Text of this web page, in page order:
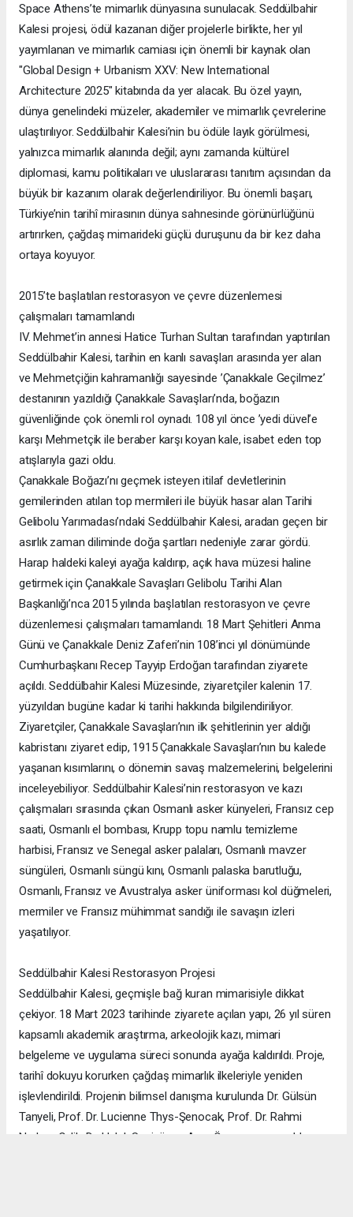
Space Athens’te mimarlık dünyasına sunulacak. Seddülbahir
Kalesi projesi, ödül kazanan diğer projelerle birlikte, her yıl
yayımlanan ve mimarlık camiası için önemli bir kaynak olan
"Global Design + Urbanism XXV: New International
Architecture 2025" kitabında da yer alacak. Bu özel yayın,
dünya genelindeki müzeler, akademiler ve mimarlık çevrelerine
ulaştırılıyor. Seddülbahir Kalesi’nin bu ödüle layık görülmesi,
yalnızca mimarlık alanında değil; aynı zamanda kültürel
diplomasi, kamu politikaları ve uluslararası tanıtım açısından da
büyük bir kazanım olarak değerlendiriliyor. Bu önemli başarı,
Türkiye’nin tarihî mirasının dünya sahnesinde görünürlüğünü
artırırken, çağdaş mimarideki güçlü duruşunu da bir kez daha
ortaya koyuyor.
2015’te başlatılan restorasyon ve çevre düzenlemesi
çalışmaları tamamlandı
IV. Mehmet’in annesi Hatice Turhan Sultan tarafından yaptırılan
Seddülbahir Kalesi, tarihin en kanlı savaşları arasında yer alan
ve Mehmetçiğin kahramanlığı sayesinde ’Çanakkale Geçilmez’
destanının yazıldığı Çanakkale Savaşları’nda, boğazın
güvenliğinde çok önemli rol oynadı. 108 yıl önce ’yedi düvel’e
karşı Mehmetçik ile beraber karşı koyan kale, isabet eden top
atışlarıyla gazi oldu.
Çanakkale Boğazı’nı geçmek isteyen itilaf devletlerinin
gemilerinden atılan top mermileri ile büyük hasar alan Tarihi
Gelibolu Yarımadası’ndaki Seddülbahir Kalesi, aradan geçen bir
asırlık zaman diliminde doğa şartları nedeniyle zarar gördü.
Harap haldeki kaleyi ayağa kaldırıp, açık hava müzesi haline
getirmek için Çanakkale Savaşları Gelibolu Tarihi Alan
Başkanlığı’nca 2015 yılında başlatılan restorasyon ve çevre
düzenlemesi çalışmaları tamamlandı. 18 Mart Şehitleri Anma
Günü ve Çanakkale Deniz Zaferi’nin 108’inci yıl dönümünde
Cumhurbaşkanı Recep Tayyip Erdoğan tarafından ziyarete
açıldı. Seddülbahir Kalesi Müzesinde, ziyaretçiler kalenin 17.
yüzyıldan bugüne kadar ki tarihi hakkında bilgilendiriliyor.
Ziyaretçiler, Çanakkale Savaşları’nın ilk şehitlerinin yer aldığı
kabristanı ziyaret edip, 1915 Çanakkale Savaşları’nın bu kalede
yaşanan kısımlarını, o dönemin savaş malzemelerini, belgelerini
inceleyebiliyor. Seddülbahir Kalesi’nin restorasyon ve kazı
çalışmaları sırasında çıkan Osmanlı asker künyeleri, Fransız cep
saati, Osmanlı el bombası, Krupp topu namlu temizleme
harbisi, Fransız ve Senegal asker palaları, Osmanlı mavzer
süngüleri, Osmanlı süngü kını, Osmanlı palaska barutluğu,
Osmanlı, Fransız ve Avustralya asker üniforması kol düğmeleri,
mermiler ve Fransız mühimmat sandığı ile savaşın izleri
yaşatılıyor.
Seddülbahir Kalesi Restorasyon Projesi
Seddülbahir Kalesi, geçmişle bağ kuran mimarisiyle dikkat
çekiyor. 18 Mart 2023 tarihinde ziyarete açılan yapı, 26 yıl süren
kapsamlı akademik araştırma, arkeolojik kazı, mimari
belgeleme ve uygulama süreci sonunda ayağa kaldırıldı. Proje,
tarihî dokuyu korurken çağdaş mimarlık ilkeleriyle yeniden
işlevlendirildi. Projenin bilimsel danışma kurulunda Dr. Gülsün
Tanyeli, Prof. Dr. Lucienne Thys-Şenocak, Prof. Dr. Rahmi
Nurhan Çelik, Dr. Haluk Sesigür ve Arzu Özsavaşcı yer aldı.